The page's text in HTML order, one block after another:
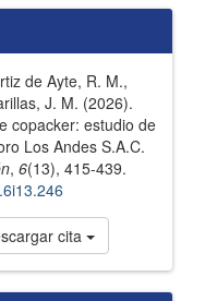
de Ayte, R. M.,
J. M. (2026).
copacker: estudio de
Los Andes S.A.C.
, 6(13), 415-439.
cita